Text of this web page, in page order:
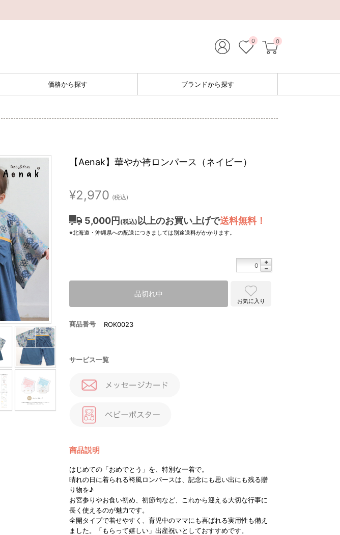
0 0
価格から探す ブランドから探す
【Aenak】華やか袴ロンパース（ネイビー）
¥2,970 (税込)
5,000円 (税込) 以上のお買い上げで送料無料！
※北海道・沖縄県への配送につきましては別途送料がかかります。
品切れ中
お気に入り
商品番号 ROK0023
サービス一覧
商品説明
はじめての「おめでとう」を、特別な一着で。
晴れの日に着られる袴風ロンパースは、記念にも思い出にも残る贈
り物を♪
お宮参りやお食い初め、初節句など、これから迎える大切な行事に
長く使えるのが魅力です。
全開タイプで着せやすく、育児中のママにも喜ばれる実用性も備え
ました。「もらって嬉しい」出産祝いとしておすすめです。